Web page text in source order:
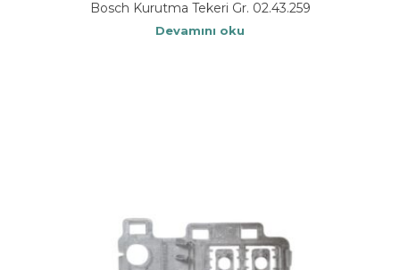
Bosch Kurutma Tekeri Gr. 02.43.259
Devamını oku